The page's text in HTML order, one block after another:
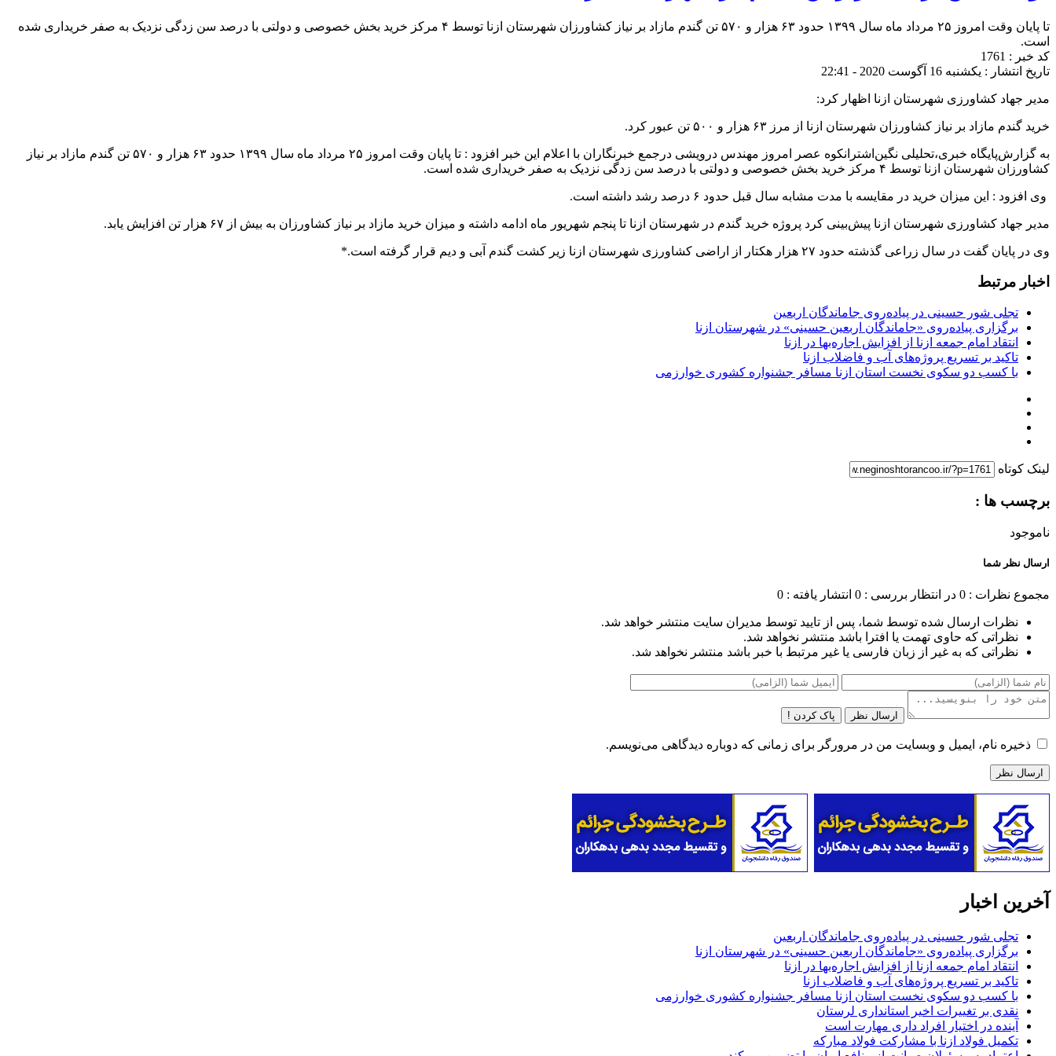
تا پایان وقت امروز ۲۵ مرداد ماه سال ۱۳۹۹ حدود ۶۳ هزار و ۵۷۰ تن گندم مازاد بر نیاز کشاورزان شهرستان ازنا توسط ۴ مرکز خرید بخش خصوصی و دولتی با درصد سن زدگی نزدیک به صفر خریداری شده
است.
کد خبر : 1761
تاریخ انتشار : یکشنبه 16 آگوست 2020 - 22:41
مدیر جهاد کشاورزی شهرستان ازنا اظهار کرد:
خرید گندم مازاد بر نیاز کشاورزان شهرستان ازنا از مرز ۶۳ هزار و ۵۰۰ تن عبور کرد.
به گزارش‌پایگاه خبری،تحلیلی نگین‌اشترانکوه عصر امروز مهندس درویشی درجمع خبرنگاران با اعلام این خبر افزود : تا پایان وقت امروز ۲۵ مرداد ماه سال ۱۳۹۹ حدود ۶۳ هزار و ۵۷۰ تن گندم مازاد بر نیاز
کشاورزان شهرستان ازنا توسط ۴ مرکز خرید بخش خصوصی و دولتی با درصد سن زدگی نزدیک به صفر خریداری شده است.
وی افزود : این میزان خرید در مقایسه با مدت مشابه سال قبل حدود ۶ درصد رشد داشته است.
مدیر جهاد کشاورزی شهرستان ازنا پیش‌بینی کرد پروژه خرید گندم در شهرستان ازنا تا پنجم شهریور ماه ادامه داشته و میزان خرید مازاد بر نیاز کشاورزان به بیش از ۶۷ هزار تن افزایش یابد.
وی در پایان گفت در سال زراعی گذشته حدود ۲۷ هزار هکتار از اراضی کشاورزی شهرستان ازنا زیر کشت گندم آبی و دیم قرار گرفته است.*
اخبار مرتبط
تجلی شور حسینی در پیاده‌روی جاماندگان اربعین
برگزاری پیاده‌روی «جاماندگان اربعین حسینی» در شهرستان ازنا
انتقاد امام جمعه ازنا از افزایش اجاره‌بها در ازنا
تاکید بر تسریع پروژه‌های آب و فاضلاب ازنا
با کسب دو سکوی نخست استان ازنا مسافر جشنواره کشوری خوارزمی
لینک کوتاه
برچسب ها :
ناموجود
ارسال نظر شما
مجموع نظرات : 0 در انتظار بررسی : 0 انتشار یافته : 0
نظرات ارسال شده توسط شما، پس از تایید توسط مدیران سایت منتشر خواهد شد.
نظراتی که حاوی تهمت یا افترا باشد منتشر نخواهد شد.
نظراتی که به غیر از زبان فارسی یا غیر مرتبط با خبر باشد منتشر نخواهد شد.
ارسال نظر پاک کردن !
ذخیره نام، ایمیل و وبسایت من در مرورگر برای زمانی که دوباره دیدگاهی می‌نویسم.
آخرین اخبار
تجلی شور حسینی در پیاده‌روی جاماندگان اربعین
برگزاری پیاده‌روی «جاماندگان اربعین حسینی» در شهرستان ازنا
انتقاد امام جمعه ازنا از افزایش اجاره‌بها در ازنا
تاکید بر تسریع پروژه‌های آب و فاضلاب ازنا
با کسب دو سکوی نخست استان ازنا مسافر جشنواره کشوری خوارزمی
نقدی بر تغییرات اخیر استانداری لرستان
آینده در اختیار افراد داری مهارت است
تکمیل فولاد ازنا با مشارکت فولاد مبارکه